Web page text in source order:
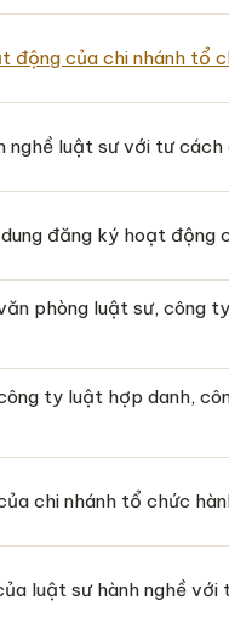
động của chi nhánh tổ
nghề luật sư với tư cách
đăng ký hoạt động
phòng luật sư, công
ty luật hợp danh,
chi nhánh tổ chức
luật sư hành nghề với